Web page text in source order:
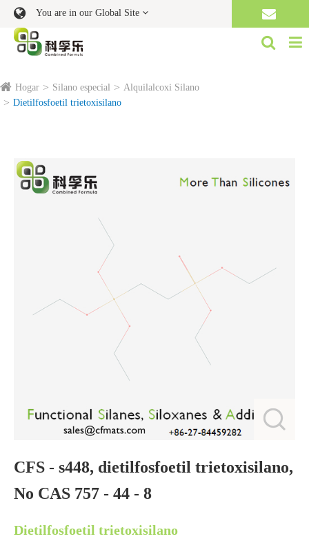
You are in our Global Site
Hogar Silano especial
Alquilalcoxi Silano
Dietilfosfoetil trietoxisilano
CFS - s448, dietilfosfoetil trietoxisilano,
No CAS 757 - 44 - 8
Dietilfosfoetil trietoxisilano